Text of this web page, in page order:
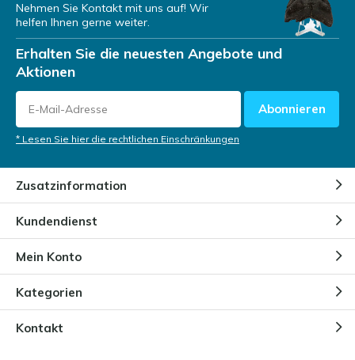
Wie werden Opale geformt?
DurchNiels
Namen?
Nehmen Sie Kontakt mit uns auf! Wir
helfen Ihnen gerne weiter.
Erhalten Sie die neuesten Angebote und
Aktionen
Abonnieren
* Lesen Sie hier die rechtlichen Einschränkungen
Zusatzinformation
Kundendienst
Mein Konto
Kategorien
Kontakt